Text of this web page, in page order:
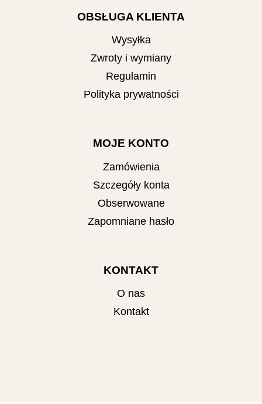
OBSŁUGA KLIENTA
Wysyłka
Zwroty i wymiany
Regulamin
Polityka prywatności
MOJE KONTO
Zamówienia
Szczegóły konta
Obserwowane
Zapomniane hasło
KONTAKT
O nas
Kontakt